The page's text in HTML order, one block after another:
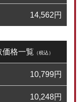
14,562円
価格一覧 （税込）
10,799円
10,248円